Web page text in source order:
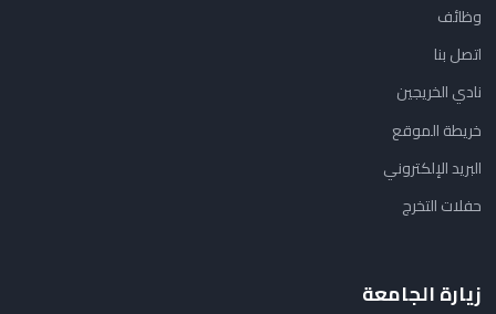
وظائف
اتصل بنا
نادي الخريجين
خريطة الموقع
البريد الإلكتروني
حفلات التخرج
زيارة الجامعة